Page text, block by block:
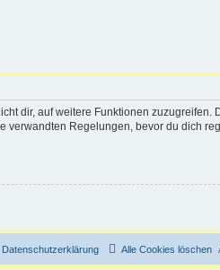
dir, auf weitere Funktionen zuzugreifen.
Regelungen, bevor du dich
Alle Cookies löschen
Datenschutzerklärung